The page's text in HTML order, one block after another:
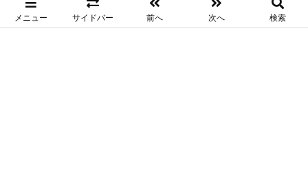
メニュー サイドバー 前へ 次へ 検索